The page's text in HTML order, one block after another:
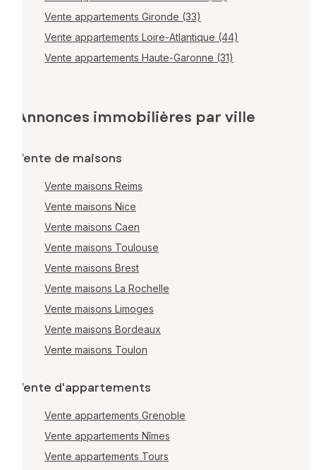
Vente appartements Gironde (33)
Vente appartements Loire-Atlantique (44)
Vente appartements Haute-Garonne (31)
Annonces immobilières par ville
Vente de maisons
Vente maisons Reims
Vente maisons Nice
Vente maisons Caen
Vente maisons Toulouse
Vente maisons Brest
Vente maisons La Rochelle
Vente maisons Limoges
Vente maisons Bordeaux
Vente maisons Toulon
Vente d'appartements
Vente appartements Grenoble
Vente appartements Nîmes
Vente appartements Tours